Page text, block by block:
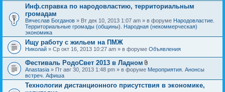
Инф.справка по народовластию, территориальным
громадам
Вячеслав Богданов » Вт дек 10, 2013 1:07 am » в форуме Народовластие.
Территориальные громады (общины). Народная (некоммерческая)
экономика
Ищу работу с жильем на ПМЖ
Николай » Ср окт 16, 2013 10:27 am » в форуме Объявления
Фестиваль РодоСвет 2013 в Ладном
В
о
ж
Anastasia » Пт авг 30, 2013 1:48 pm » в форуме Мероприятия. Анонсы
встреч. Афиша
Технологии дистанционного присутствия в экономике,